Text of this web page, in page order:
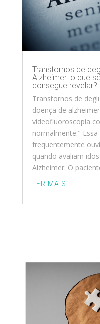
Transtornos de
Alzheimer: o que
consegue revelar?
Transtornos de
doença de
videofluoroscopia
normalmente."
frequentemente
quando avaliam
Alzheimer. O
LER MAIS